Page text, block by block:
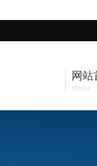
网站
Home